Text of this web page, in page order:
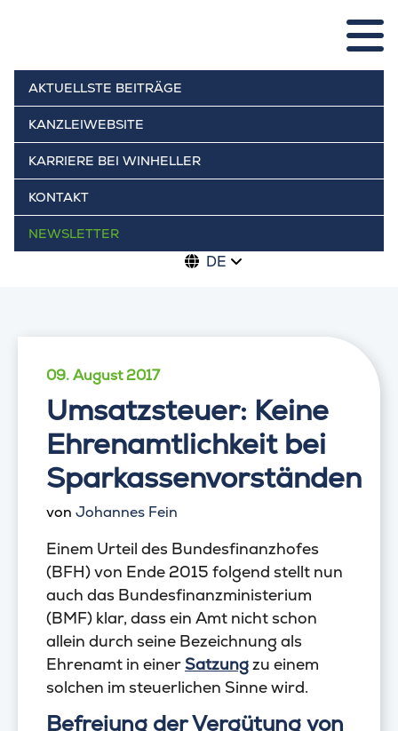
AKTUELLSTE BEITRÄGE
KANZLEIWEBSITE
KARRIERE BEI WINHELLER
KONTAKT
NEWSLETTER
DE
09. August 2017
Umsatzsteuer: Keine
Ehrenamtlichkeit bei
Sparkassenvorständen
von Johannes Fein
Einem Urteil des Bundesfinanzhofes
(BFH) von Ende 2015 folgend stellt nun
auch das Bundesfinanzministerium
(BMF) klar, dass ein Amt nicht schon
allein durch seine Bezeichnung als
Ehrenamt in einerSatzungzu einem
solchen im steuerlichen Sinne wird.
Befreiung der Vergütung von